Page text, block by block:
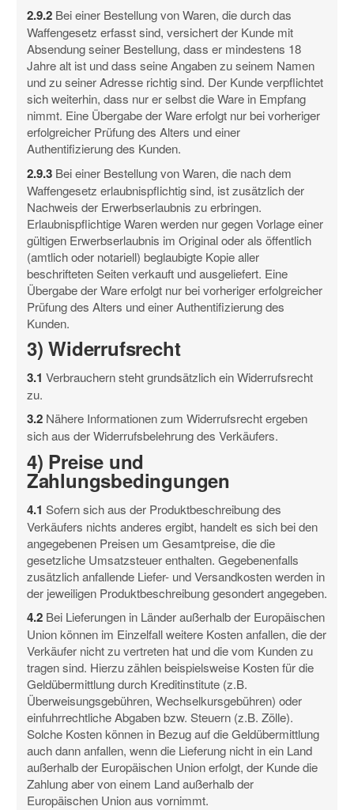
2.9.2Bei einer Bestellung von Waren, die durch das
Waffengesetz erfasst sind, versichert der Kunde mit
Absendung seiner Bestellung, dass er mindestens 18
Jahre alt ist und dass seine Angaben zu seinem Namen
und zu seiner Adresse richtig sind. Der Kunde verpflichtet
sich weiterhin, dass nur er selbst die Ware in Empfang
nimmt. Eine Übergabe der Ware erfolgt nur bei vorheriger
erfolgreicher Prüfung des Alters und einer
Authentifizierung des Kunden.
2.9.3Bei einer Bestellung von Waren, die nach dem
Waffengesetz erlaubnispflichtig sind, ist zusätzlich der
Nachweis der Erwerbserlaubnis zu erbringen.
Erlaubnispflichtige Waren werden nur gegen Vorlage einer
gültigen Erwerbserlaubnis im Original oder als öffentlich
(amtlich oder notariell) beglaubigte Kopie aller
beschrifteten Seiten verkauft und ausgeliefert. Eine
Übergabe der Ware erfolgt nur bei vorheriger erfolgreicher
Prüfung des Alters und einer Authentifizierung des
Kunden.
3) Widerrufsrecht
3.1 Verbrauchern steht grundsätzlich ein Widerrufsrecht
zu.
3.2Nähere Informationen zum Widerrufsrecht ergeben
sich aus der Widerrufsbelehrung des Verkäufers.
4) Preise und
Zahlungsbedingungen
4.1 Sofern sich aus der Produktbeschreibung des
Verkäufers nichts anderes ergibt, handelt es sich bei den
angegebenen Preisen um Gesamtpreise, die die
gesetzliche Umsatzsteuer enthalten. Gegebenenfalls
zusätzlich anfallende Liefer- und Versandkosten werden in
der jeweiligen Produktbeschreibung gesondert angegeben.
4.2Bei Lieferungen in Länder außerhalb der Europäischen
Union können im Einzelfall weitere Kosten anfallen, die der
Verkäufer nicht zu vertreten hat und die vom Kunden zu
tragen sind. Hierzu zählen beispielsweise Kosten für die
Geldübermittlung durch Kreditinstitute (z.B.
Überweisungsgebühren, Wechselkursgebühren) oder
einfuhrrechtliche Abgaben bzw. Steuern (z.B. Zölle).
Solche Kosten können in Bezug auf die Geldübermittlung
auch dann anfallen, wenn die Lieferung nicht in ein Land
außerhalb der Europäischen Union erfolgt, der Kunde die
Zahlung aber von einem Land außerhalb der
Europäischen Union aus vornimmt.